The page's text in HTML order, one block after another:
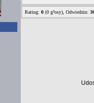
Rating: 0 (0 g³osy), Odwiedzin: